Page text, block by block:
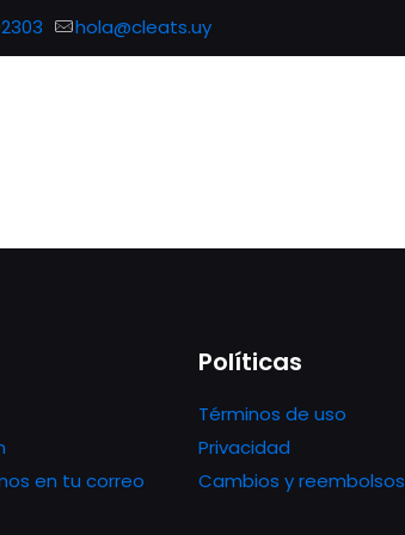
hola@cleats.uy
en tu correo
Políticas
Términos de uso
Privacidad
Cambios y reembolsos